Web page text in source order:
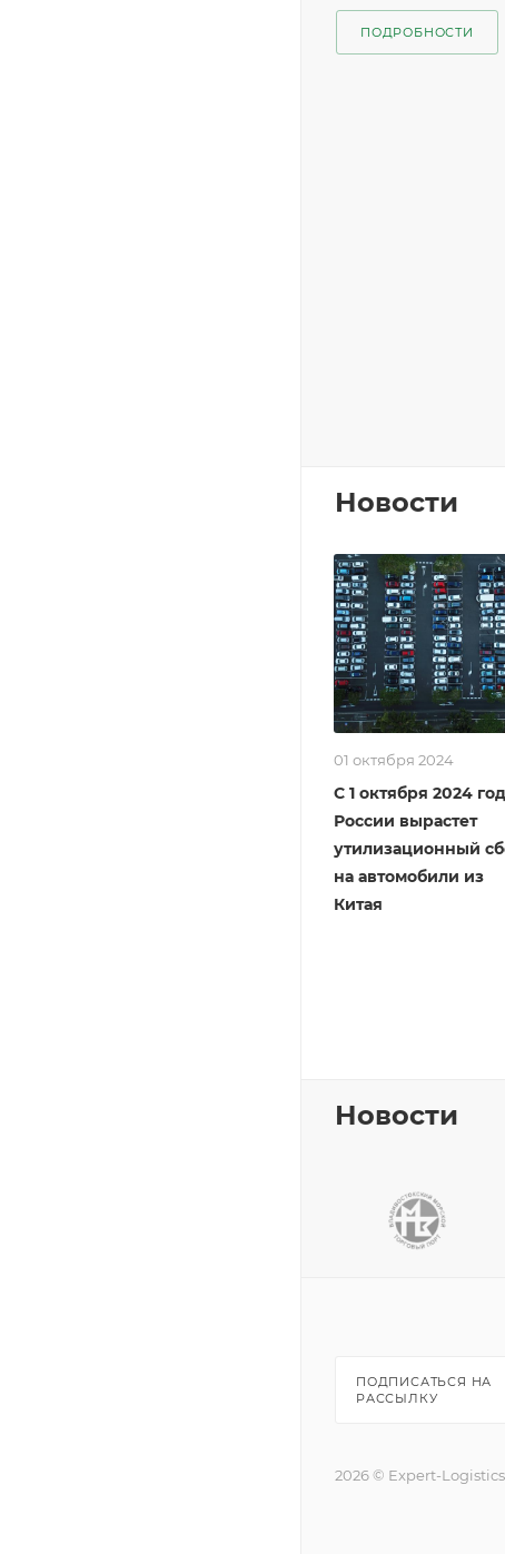
ПОДРОБНОСТИ
Новости
01 октября 2024
С 1 октября 2024
России вырастет
утилизационный
на автомобили из
Китая
Новости
ПОДПИСАТЬСЯ НА
РАССЫЛКУ
2026 © Expert-Logistics